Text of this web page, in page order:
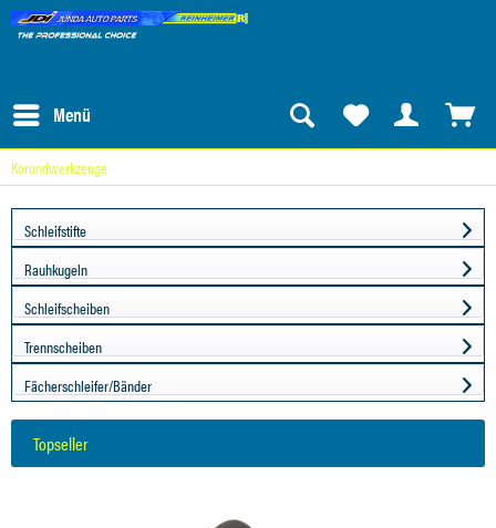
Menü
Korundwerkzeuge
Schleifstifte
Rauhkugeln
Schleifscheiben
Trennscheiben
Fächerschleifer/Bänder
Topseller